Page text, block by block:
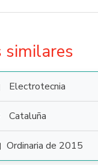
similares
Electrotecnia
Cataluña
Ordinaria de 2015